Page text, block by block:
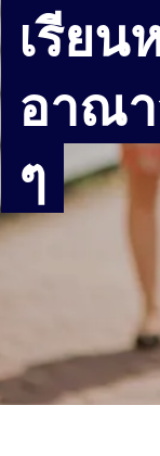
เรีย
อาณา
ๆ